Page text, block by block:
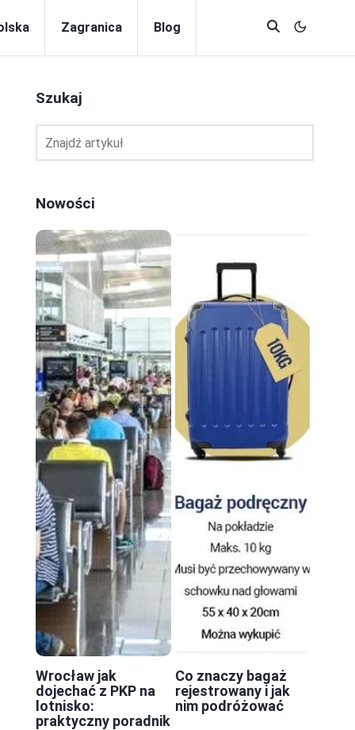
Zagranica Blog
Szukaj
Nowości
Wrocław jak
dojechać z PKP na
lotnisko:
praktyczny poradnik
Co znaczy bagaż
rejestrowany i jak
nim podróżować